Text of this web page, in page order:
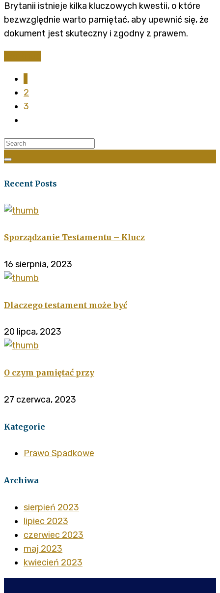
Brytanii istnieje kilka kluczowych kwestii, o które
bezwzględnie warto pamiętać, aby upewnić się, że
dokument jest skuteczny i zgodny z prawem.
2
3
Recent Posts
Sporządzanie Testamentu – Klucz
16 sierpnia, 2023
Dlaczego testament może być
20 lipca, 2023
O czym pamiętać przy
27 czerwca, 2023
Kategorie
Prawo Spadkowe
Archiwa
sierpień 2023
lipiec 2023
czerwiec 2023
maj 2023
kwiecień 2023